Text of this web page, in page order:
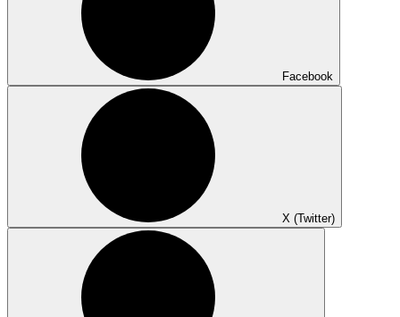
Facebook
X (Twitter)